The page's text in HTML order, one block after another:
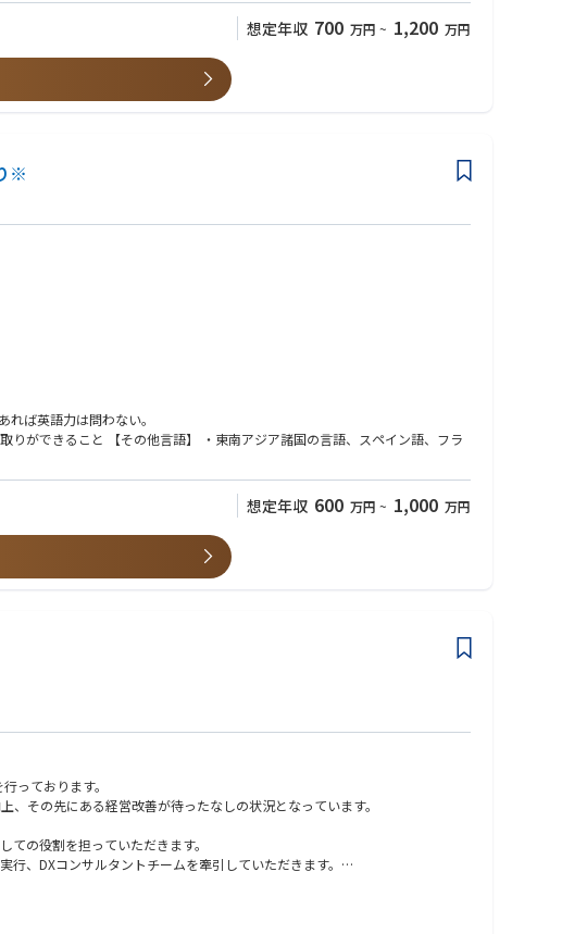
想定年収 700 万円 ~ 1,200 万円
※
ば英語力は問わない。
りができること 【その他言語】 ・東南アジア諸国の言語、スペイン語、フラ
想定年収 600 万円 ~ 1,000 万円
っております。
その先にある経営改善が待ったなしの状況となっています。
の役割を担っていただきます。
、DXコンサルタントチームを牽引していただきます。
、顧客の競争力を高めていき、結果として顧客成果の最大化を担うことの